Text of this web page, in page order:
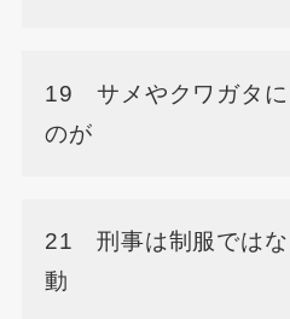
19 サメやクワガタに
のが
21 刑事は制服ではな
動